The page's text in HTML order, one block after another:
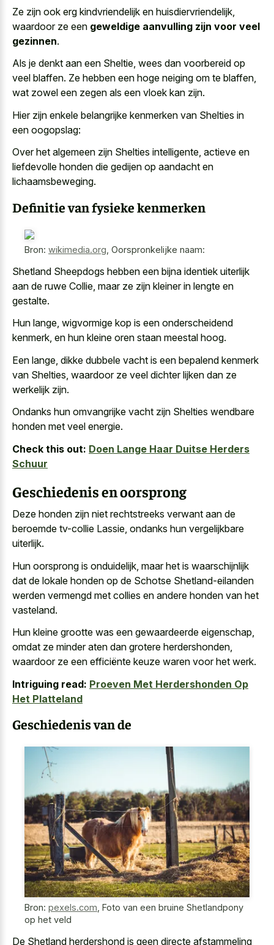
Ze zijn ook erg kindvriendelijk en huisdiervriendelijk,
waardoor ze een geweldige aanvulling zijn voor veel
gezinnen.
Als je denkt aan een Sheltie, wees dan voorbereid op
veel blaffen. Ze hebben een hoge neiging om te blaffen,
wat zowel een zegen als een vloek kan zijn.
Hier zijn enkele belangrijke kenmerken van Shelties in
een oogopslag:
Over het algemeen zijn Shelties intelligente, actieve en
liefdevolle honden die gedijen op aandacht en
lichaamsbeweging.
Definitie van fysieke kenmerken
Bron: wikimedia.org Oorspronkelijke naam:
Shetland Sheepdogs hebben een bijna identiek uiterlijk
aan de ruwe Collie, maar ze zijn kleiner in lengte en
gestalte.
Hun lange, wigvormige kop is een onderscheidend
kenmerk, en hun kleine oren staan meestal hoog.
Een lange, dikke dubbele vacht is een bepalend kenmerk
van Shelties, waardoor ze veel dichter lijken dan ze
werkelijk zijn.
Ondanks hun omvangrijke vacht zijn Shelties wendbare
honden met veel energie.
Check this out: Doen Lange Haar Duitse Herders
Schuur
Geschiedenis en oorsprong
Deze honden zijn niet rechtstreeks verwant aan de
beroemde tv-collie Lassie, ondanks hun vergelijkbare
uiterlijk.
Hun oorsprong is onduidelijk, maar het is waarschijnlijk
dat de lokale honden op de Schotse Shetland-eilanden
werden vermengd met collies en andere honden van het
vasteland.
Hun kleine grootte was een gewaardeerde eigenschap,
omdat ze minder aten dan grotere herdershonden,
waardoor ze een efficiënte keuze waren voor het werk.
Intriguing read: Proeven Met Herdershonden Op
Het Platteland
Geschiedenis van de
Bron: pexels.com, Foto van een bruine Shetlandpony
op het veld
De Shetland herdershond is geen directe afstammeling